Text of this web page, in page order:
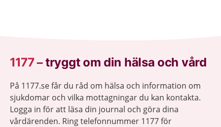
1177–tryggt om din hälsa och vård
På 1177.se får du råd om hälsa och information om
sjukdomar och vilka mottagningar du kan kontakta.
Logga in för att läsa din journal och göra dina
vårdärenden. Ring telefonnummer 1177 för